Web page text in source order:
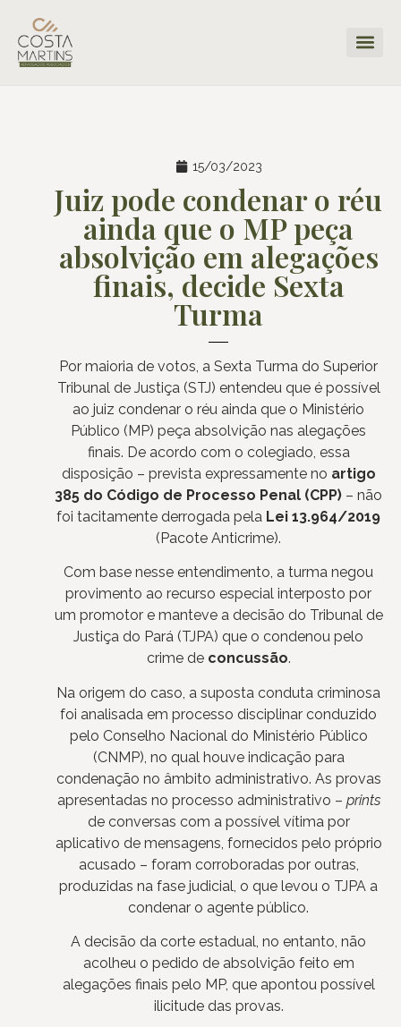
15/03/2023
Juiz pode condenar o réu
ainda que o MP peça
absolvição em alegações
finais, decide Sexta
Turma
Por maioria de votos, a Sexta Turma do Superior
Tribunal de Justiça (STJ) entendeu que é possível
ao juiz condenar o réu ainda que o Ministério
Público (MP) peça absolvição nas alegações
finais. De acordo com o colegiado, essa
disposição – prevista expressamente no artigo
385 do Código de Processo Penal (CPP) – não
foi tacitamente derrogada pela Lei 13.964/2019
(Pacote Anticrime).
Com base nesse entendimento, a turma negou
provimento ao recurso especial interposto por
um promotor e manteve a decisão do Tribunal de
Justiça do Pará (TJPA) que o condenou pelo
crime de concussão.
Na origem do caso, a suposta conduta criminosa
foi analisada em processo disciplinar conduzido
pelo Conselho Nacional do Ministério Público
(CNMP), no qual houve indicação para
condenação no âmbito administrativo. As provas
apresentadas no processo administrativo – prints
de conversas com a possível vítima por
aplicativo de mensagens, fornecidos pelo próprio
acusado – foram corroboradas por outras,
produzidas na fase judicial, o que levou o TJPA a
condenar o agente público.
A decisão da corte estadual, no entanto, não
acolheu o pedido de absolvição feito em
alegações finais pelo MP, que apontou possível
ilicitude das provas.